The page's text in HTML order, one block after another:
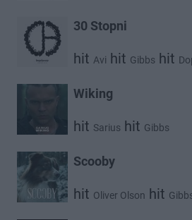
30 Stopni
hit Avi hit Gibbs hit
Wiking
hit Sarius hit Gibbs
Scooby
hit Oliver Olson hit